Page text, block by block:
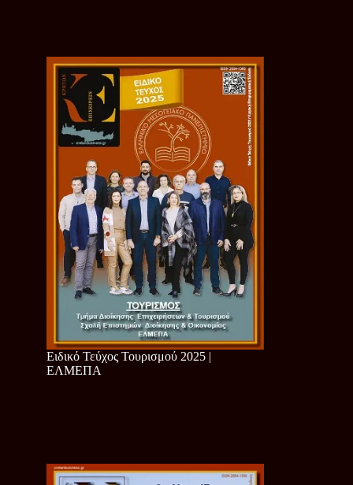
Ειδικό Τεύχος Τουρισμού 2025 |
ΕΛΜΕΠΑ